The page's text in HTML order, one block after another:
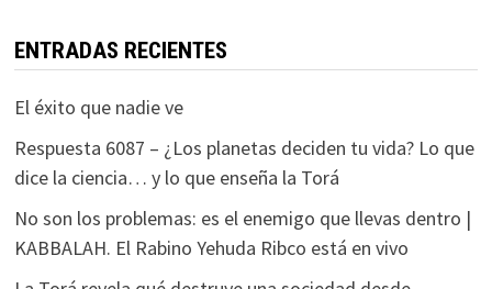
ENTRADAS RECIENTES
El éxito que nadie ve
Respuesta 6087 – ¿Los planetas deciden tu vida? Lo que
dice la ciencia… y lo que enseña la Torá
No son los problemas: es el enemigo que llevas dentro |
KABBALAH. El Rabino Yehuda Ribco está en vivo